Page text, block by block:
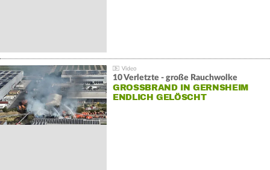
10 Verletzte - große Rauchwolke
GROSSBRAND IN GERNSHEIM E
NDLICH GELÖSCHT